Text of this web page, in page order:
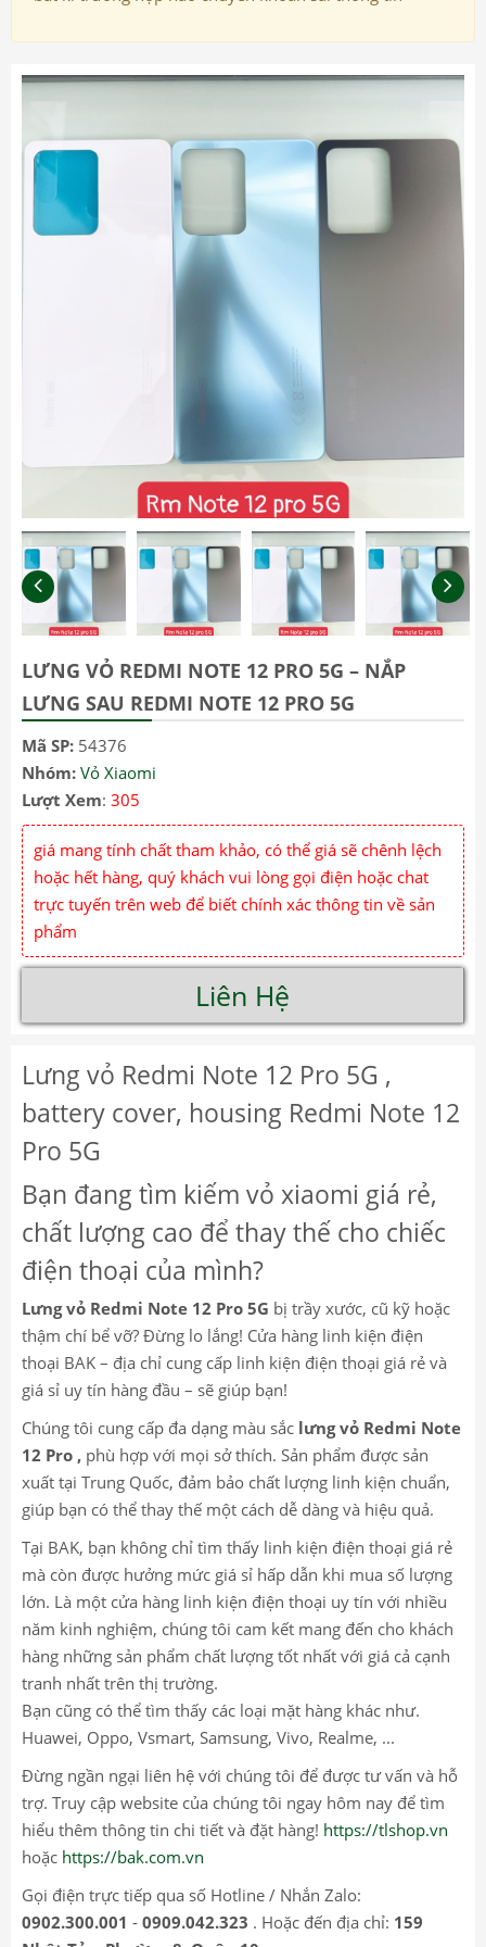
LƯNG VỎ REDMI NOTE 12 PRO 5G – NẮP
LƯNG SAU REDMI NOTE 12 PRO 5G
Mã SP: 54376
Nhóm: Vỏ Xiaomi
Lượt Xem: 305
giá mang tính chất tham khảo, có thể giá sẽ chênh lệch
hoặc hết hàng, quý khách vui lòng gọi điện hoặc chat
trực tuyến trên web để biết chính xác thông tin về sản
phẩm
Liên Hệ
Lưng vỏ Redmi Note 12 Pro 5G ,
battery cover, housing Redmi Note 12
Pro 5G
Bạn đang tìm kiếm vỏ xiaomi giá rẻ,
chất lượng cao để thay thế cho chiếc
điện thoại của mình?
Lưng vỏ Redmi Note 12 Pro 5G bị trầy xước, cũ kỹ hoặc
thậm chí bể vỡ? Đừng lo lắng! Cửa hàng linh kiện điện
thoại BAK – địa chỉ cung cấp linh kiện điện thoại giá rẻ và
giá sỉ uy tín hàng đầu – sẽ giúp bạn!
Chúng tôi cung cấp đa dạng màu sắc lưng vỏ Redmi Note
12 Pro , phù hợp với mọi sở thích. Sản phẩm được sản
xuất tại Trung Quốc, đảm bảo chất lượng linh kiện chuẩn,
giúp bạn có thể thay thế một cách dễ dàng và hiệu quả.
Tại BAK, bạn không chỉ tìm thấy linh kiện điện thoại giá rẻ
mà còn được hưởng mức giá sỉ hấp dẫn khi mua số lượng
lớn. Là một cửa hàng linh kiện điện thoại uy tín với nhiều
năm kinh nghiệm, chúng tôi cam kết mang đến cho khách
hàng những sản phẩm chất lượng tốt nhất với giá cả cạnh
tranh nhất trên thị trường.
Bạn cũng có thể tìm thấy các loại mặt hàng khác như.
Huawei, Oppo, Vsmart, Samsung, Vivo, Realme, ...
Đừng ngần ngại liên hệ với chúng tôi để được tư vấn và hỗ
trợ. Truy cập website của chúng tôi ngay hôm nay để tìm
hiểu thêm thông tin chi tiết và đặt hàng! https://tlshop.vn
hoặc https://bak.com.vn
Gọi điện trực tiếp qua số Hotline / Nhắn Zalo:
0902.300.001 - 0909.042.323 . Hoặc đến địa chỉ: 159